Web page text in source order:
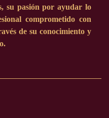
su pasión por ayudar lo
comprometido con
de su conocimiento y